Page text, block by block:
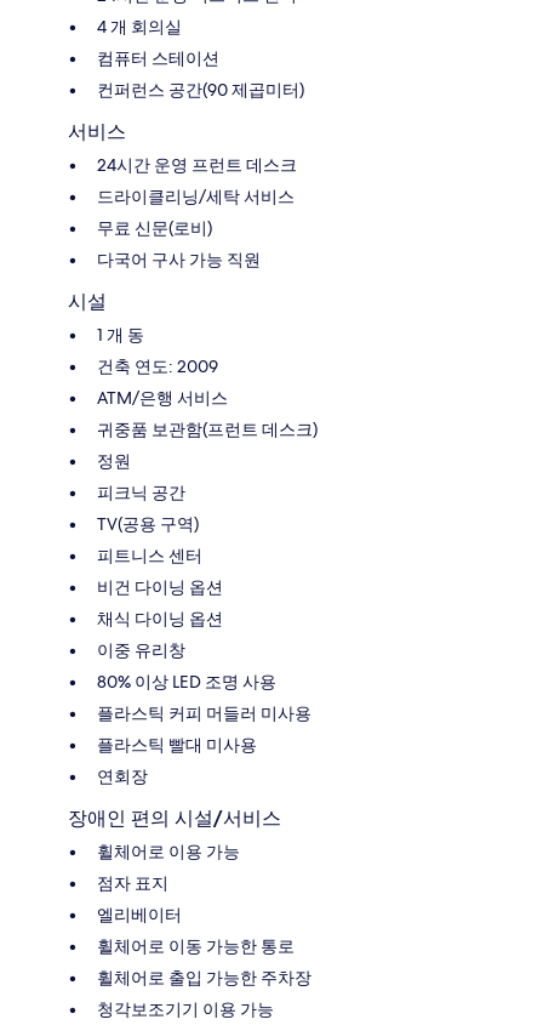
4 개 회의실
컴퓨터 스테이션
컨퍼런스 공간(90 제곱미터)
서비스
24시간 운영 프런트 데스크
드라이클리닝/세탁 서비스
무료 신문(로비)
다국어 구사 가능 직원
시설
1 개 동
건축 연도: 2009
ATM/은행 서비스
귀중품 보관함(프런트 데스크)
정원
피크닉 공간
TV(공용 구역)
피트니스 센터
비건 다이닝 옵션
채식 다이닝 옵션
이중 유리창
80% 이상 LED 조명 사용
플라스틱 커피 머들러 미사용
플라스틱 빨대 미사용
연회장
장애인 편의 시설/서비스
휠체어로 이용 가능
점자 표지
엘리베이터
휠체어로 이동 가능한 통로
휠체어로 출입 가능한 주차장
청각보조기기 이용 가능